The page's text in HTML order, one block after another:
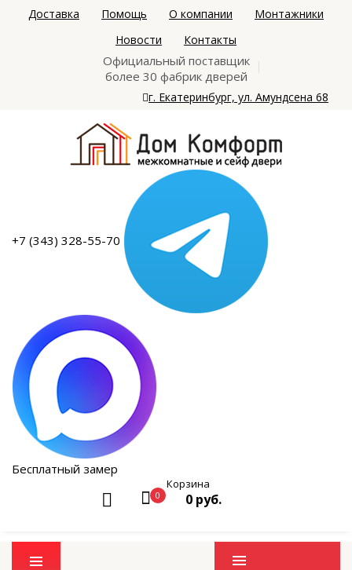
Доставка Помощь О компании
Монтажники
Новости
Контакты
Официальный поставщик
более 30 фабрик дверей
г. Екатеринбург, ул. Амундсена 68
+7 (343) 328-55-70
Бесплатный замер
0
Корзина
0 руб.